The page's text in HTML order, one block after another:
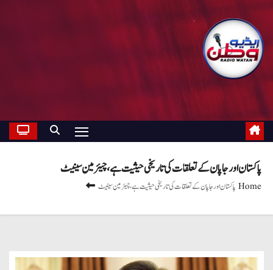
پاکستان اور جاپان کے تعلقات کی تاریخی حیثیت ہے، چیئرمین سینیٹ
Homeپاکستان اور جاپان کے تعلقات کی تاریخی حیثیت ہے، چیئرمین سینیٹ